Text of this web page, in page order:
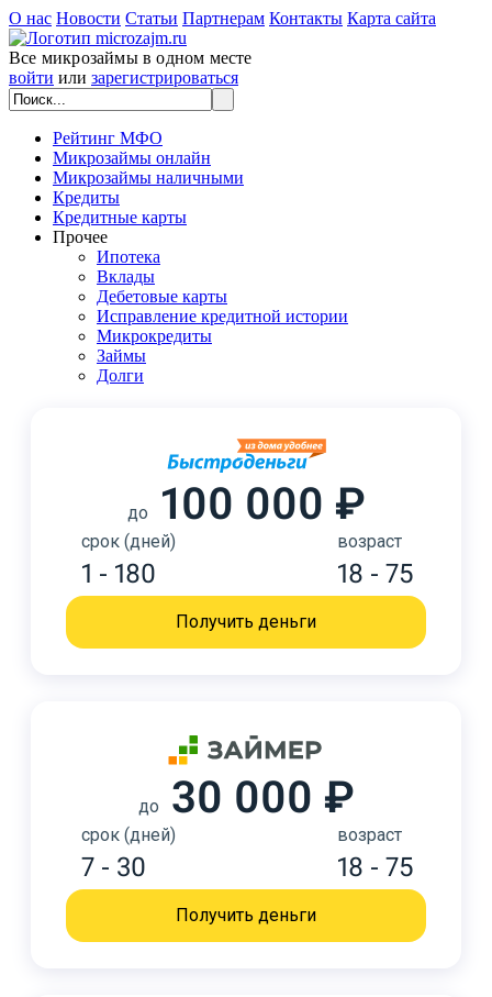
О нас Новости Статьи Партнерам Контакты Карта сайта
Все микрозаймы в одном месте
войти или зарегистрироваться
Рейтинг МФО
Микрозаймы онлайн
Микрозаймы наличными
Кредиты
Кредитные карты
Прочее
Ипотека
Вклады
Дебетовые карты
Исправление кредитной истории
Микрокредиты
Займы
Долги
до 100 000 ₽
срок (дней)
1 - 180
возраст
18 - 75
Получить деньги
до 30 000 ₽
срок (дней)
7 - 30
возраст
18 - 75
Получить деньги